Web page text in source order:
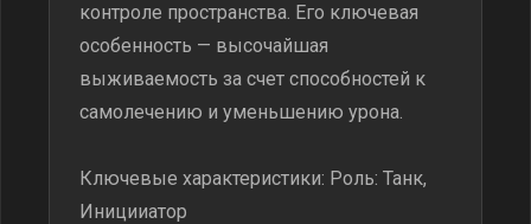
контроле пространства. Его ключевая
особенность — высочайшая
выживаемость за счет способностей к
самолечению и уменьшению урона.
Ключевые характеристики: Роль: Танк,
Иницииатор